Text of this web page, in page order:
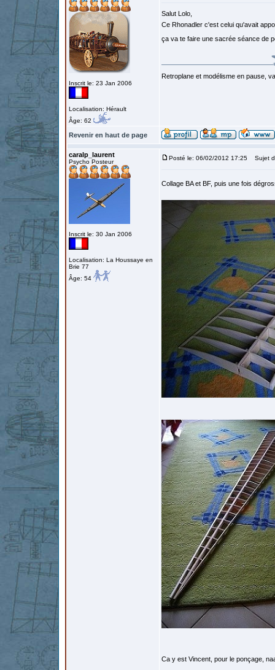
Inscrit le: 23 Jan 2006
Localisation: Hérault
Âge: 62
Salut Lolo,
Ce Rhonadler c'est celui qu'avait
ça va te faire une sacrée séance de
Retroplane et modélisme en pause,
Revenir en haut de page
caralp_laurent
Psycho Posteur
Inscrit le: 30 Jan 2006
Localisation: La Houssaye en
Brie 77
Âge: 54
Posté le: 06/02/2012 17:25 Sujet
Collage BA et BF, puis une fois
Ca y est Vincent, pour le ponçage,